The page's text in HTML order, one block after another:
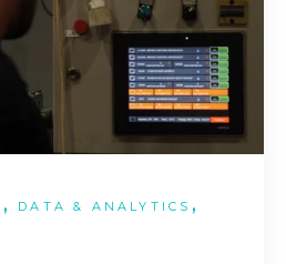
, DATA & ANALYTICS ,